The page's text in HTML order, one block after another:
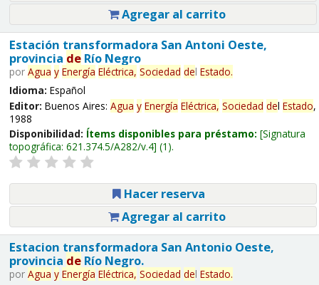
Agregar al carrito
Estación transformadora San Antoni Oeste,
provincia deRío Negro
por Agua y Energía Eléctrica, Sociedad del Estado.
Idioma: Español
Editor: Buenos Aires: Agua y Energía Eléctrica, Sociedad del Estado,
1988
Disponibilidad: Ítems disponibles para préstamo: Signatura
topográfica: 621.374.5/A282/v.4 (1).
Hacer reserva
Agregar al carrito
Estacion transformadora San Antonio Oeste,
provincia deRío Negro.
por Agua y Energía Eléctrica, Sociedad del Estado.